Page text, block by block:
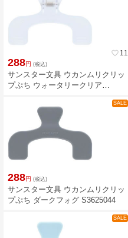
favorite_border 11
288円 (税込)
サンスター文具 ウカンムリクリッ
プぷち ウォータリークリア
SALE
288円 (税込)
サンスター文具 ウカンムリクリッ
プぷち ダークフォグ S3625044
SALE